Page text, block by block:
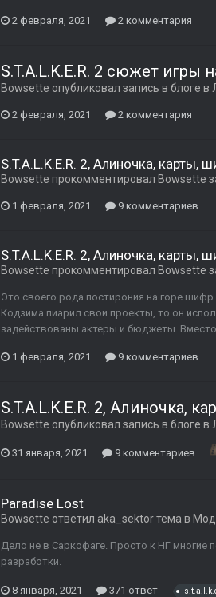
2 февраля, 2021 2 комментария
S.T.A.L.K.E.R. 2 сюжет игры
Bowsette опубликовал запись в блоге в
2 февраля, 2021 2 комментария
S.T.A.L.K.E.R. 2, Алиночка, карты,
Bowsette прокомментировал Bowsette
1 февраля, 2021 9 комментариев
S.T.A.L.K.E.R. 2, Алиночка, карты,
Bowsette прокомментировал Bowsette
Это своего рода постирония на горе
Кодзима пиарил свои проекты, то он
задействованы актеры и бюджеты. Вместо
1 февраля, 2021 9 комментариев
S.T.A.L.K.E.R. 2, Алиночка,
Bowsette опубликовал запись в блоге в
31 января, 2021 9 комментариев
Paradise Lost
Bowsette ответил aka_sektorтема в
Дело не в Саркофаге. Просто к НГ многие
разработки.
8 января, 2021 371 ответ